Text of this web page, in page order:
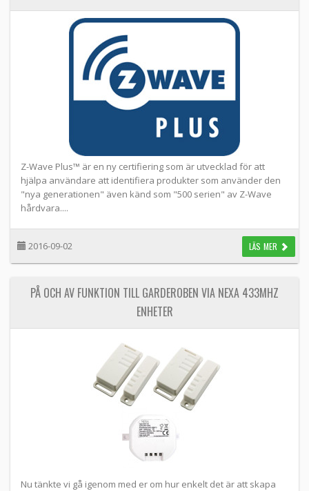
Z-Wave Plus™ är en ny certifiering som är utvecklad för att
hjälpa användare att identifiera produkter som använder den
"nya generationen" även känd som "500 serien" av Z-Wave
hårdvara....
2016-09-02 LÄS MER
PÅ OCH AV FUNKTION TILL GARDEROBEN VIA NEXA 433MHZ
ENHETER
Nu tänkte vi gå igenom med er om hur enkelt det är att skapa